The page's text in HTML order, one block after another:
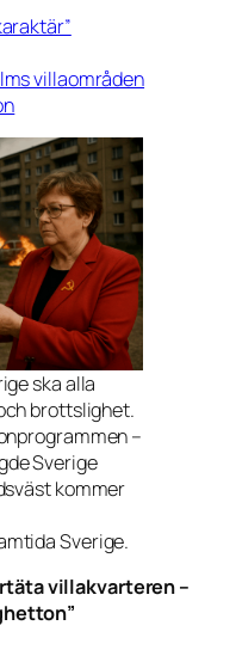
villaområden
ska alla
brottslighet.
–
Sverige
kommer
Sverige.
villakvarteren –